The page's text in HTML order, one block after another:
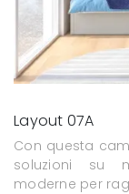
Layout 07A
Con questa
soluzioni su
moderne per